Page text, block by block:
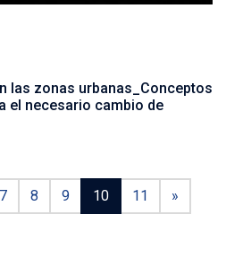
las zonas urbanas_Conceptos
el necesario cambio de
7 8 9 10 11 »